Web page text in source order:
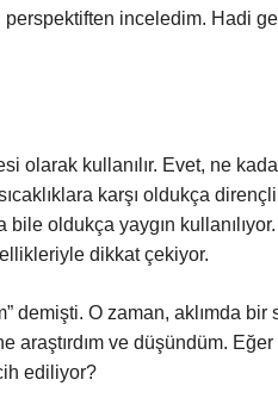
inceledim. Hadi
olarak kullanılır. Evet, ne
karşı oldukça
oldukça yaygın kullanılıyor.
dikkat çekiyor.
demişti. O zaman, aklımda bir
araştırdım ve düşündüm. Eğer
ediliyor?